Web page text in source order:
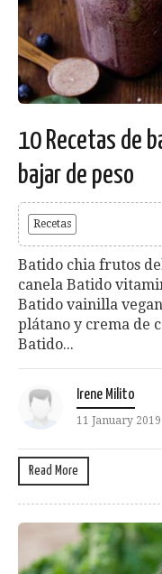
10 Recetas de
bajar de peso
Recetas
Batido chia frutos
canela Batido
Batido vainilla
plátano y crema de
Batido...
Irene Milito
11 January 2019
Read More